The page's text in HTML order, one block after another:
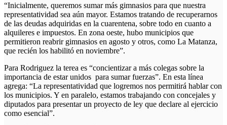
“Inicialmente, queremos sumar más gimnasios para que nuestra
representatividad sea aún mayor. Estamos tratando de recuperarnos
de las deudas adquiridas en la cuarentena, sobre todo en cuanto a
alquileres e impuestos. En zona oeste, hubo municipios que
permitieron reabrir gimnasios en agosto y otros, como La Matanza,
que recién los habilitó en noviembre”.
Para Rodriguez la terea es “concientizar a más colegas sobre la
importancia de estar unidos para sumar fuerzas”. En esta línea
agrega: “La representatividad que logremos nos permitirá hablar con
los municipios. Y en paralelo, estamos trabajando con concejales y
diputados para presentar un proyecto de ley que declare al ejercicio
como esencial”.